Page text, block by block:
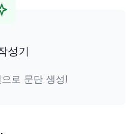
성기
로 문단 생성!